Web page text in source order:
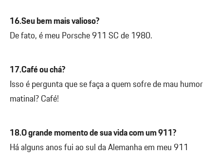
16.Seu bem mais valioso?
De fato, é meu Porsche 911 SC de 1980.
17.Café ou chá?
Isso é pergunta que se faça a quem sofre de mau humor
matinal? Café!
18.O grande momento de sua vida com um 911?
Há alguns anos fui ao sul da Alemanha em meu 911